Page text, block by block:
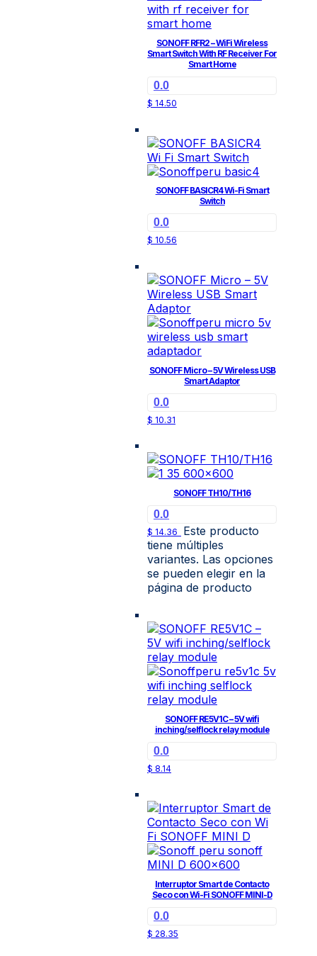
SONOFF RFR2 – WiFi Wireless
Smart Switch With RF Receiver For
Smart Home
0.0
$ 14.50
SONOFF BASICR4 Wi-Fi Smart
Switch
0.0
$ 10.56
SONOFF Micro – 5V Wireless USB
Smart Adaptor
0.0
$ 10.31
SONOFF TH10/TH16
0.0
$ 14.36
Este producto
tiene múltiples
variantes. Las opciones
se pueden elegir en la
página de producto
SONOFF RE5V1C – 5V wifi
inching/selflock relay module
0.0
$ 8.14
Interruptor Smart de Contacto
Seco con Wi-Fi SONOFF MINI-D
0.0
$ 28.35